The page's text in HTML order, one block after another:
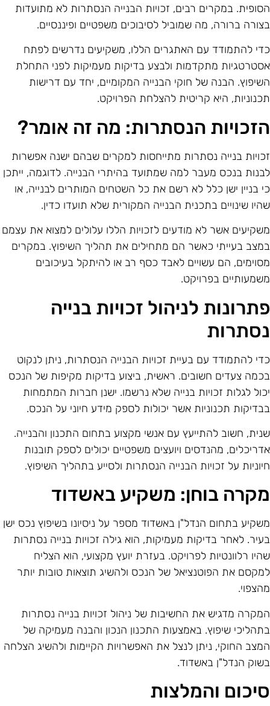
במקרים רבים, זכויות הבנייה הנסתרות לא מתועדות
ברורה, מה שמוביל לסיבוכים משפטיים ופיננסיים.
להתמודד עם האתגרים הללו, משקיעים נדרשים לפתח
מתקדמות ולבצע בדיקות מעמיקות לפני התחלת
הבנה של חוקי הבנייה המקומיים, יחד עם דרישות
היא קריטית להצלחת הפרויקט.
הנסתרות: מה זה אומר?
בנייה נסתרות מתייחסות למקרים שבהם ישנה אפשרות
בנכס מעבר למה שמתועד בהיתרי הבנייה. לדוגמה, ייתכן
בניין ישן כלל לא רשם את כל השטחים המותרים לבנייה, או
שינויים בתכנית הבנייה המקורית שלא תועדו כדין.
אשר לא מודעים לזכויות הללו עלולים למצוא את עצמם
בעייתי כאשר הם מתחילים את תהליך השיפוץ. במקרים
הם עשויים לאבד כסף רב או להיתקל בעיכובים
בפרויקט.
לניהול זכויות בנייה
להתמודד עם בעיית זכויות הבנייה הנסתרות, ניתן לנקוט
צעדים חשובים. ראשית, ביצוע בדיקות מקיפות של הנכס
לגלות זכויות בנייה שלא נרשמו. ישנן חברות המתמחות
תכנוניות אשר יכולות לספק מידע חיוני על הנכס.
חשוב להתייעץ עם אנשי מקצוע בתחום התכנון והבנייה.
מהנדסים ויועצים משפטיים יכולים לספק תובנות
על זכויות הבנייה הנסתרות ולסייע בתהליך השיפוץ.
בוחן: משקיע באשדוד
בתחום הנדל"ן באשדוד מספר על ניסיונו בשיפוץ נכס ישן
לאחר בדיקות מעמיקות, הוא גילה זכויות בנייה נסתרות
רלוונטיות לפרויקט. בעזרת יועץ מקצועי, הוא הצליח
את הפוטנציאל של הנכס ולהשיג תוצאות טובות יותר
מדגיש את החשיבות של ניהול זכויות בנייה נסתרות
שיפוץ. באמצעות התכנון הנכון והבנה מעמיקה של
החוקי, ניתן לנצל את האפשרויות הקיימות ולהשיג הצלחה
הנדל"ן באשדוד.
והמלצות